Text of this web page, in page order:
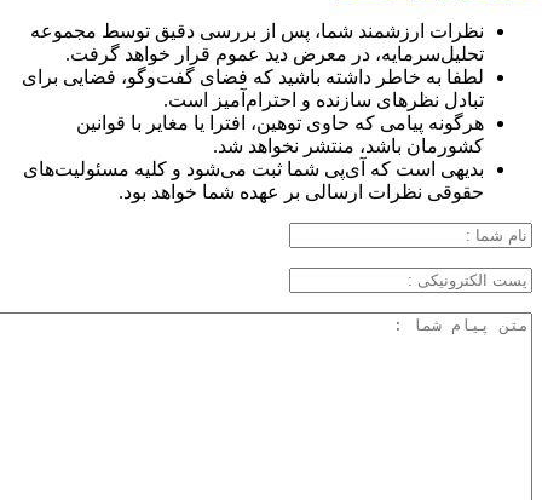
نظرات ارزشمند شما، پس از بررسی دقیق توسط مجموعه
تحلیل‌سرمایه، در معرض دید عموم قرار خواهد گرفت.
لطفا به خاطر داشته باشید که فضای گفت‌وگو، فضایی برای
تبادل نظرهای سازنده و احترام‌آمیز است.
هرگونه پیامی که حاوی توهین، افترا یا مغایر با قوانین
کشورمان باشد، منتشر نخواهد شد.
بدیهی است که آی‌پی شما ثبت می‌شود و کلیه مسئولیت‌های
حقوقی نظرات ارسالی بر عهده شما خواهد بود.